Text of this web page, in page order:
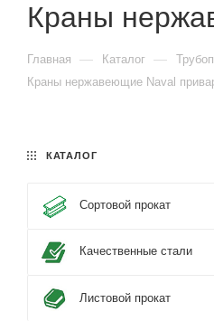
Краны
Главная — Каталог —
Краны нержавеющие Naval
КАТАЛОГ
Сортовой прокат
Качественные стали
Листовой прокат